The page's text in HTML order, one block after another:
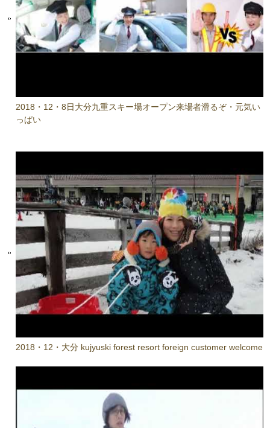
2018・12・8日大分九重スキー場オープン来場者滑るぞ・元気い
っぱい
2018・12・大分 kujyuski forest resort foreign customer welcome